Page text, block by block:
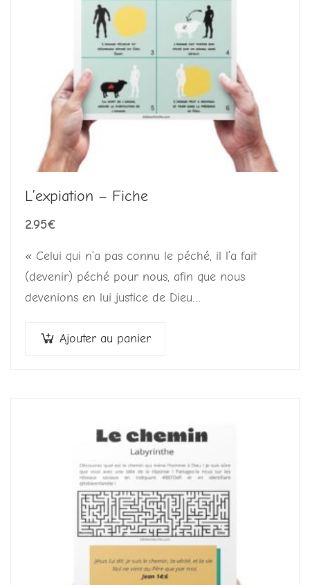
L’expiation – Fiche
2.95€
« Celui qui n’a pas connu le péché, il l’a fait
(devenir) péché pour nous, afin que nous
devenions en lui justice de Dieu…
Ajouter au panier